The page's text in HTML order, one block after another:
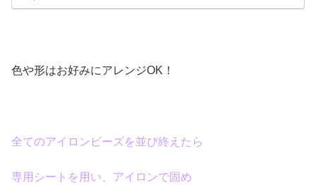
色や形はお好みにアレンジOK！
全てのアイロンビーズを並び終えたら
専用シートを用い、アイロンで固め